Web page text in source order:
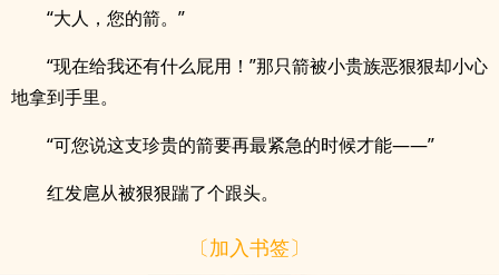
“大人，您的箭。”
“现在给我还有什么屁用！”那只箭被小贵族恶狠狠却小心
地拿到手里。
“可您说这支珍贵的箭要再最紧急的时候才能——”
红发扈从被狠狠踹了个跟头。
〔加入书签〕